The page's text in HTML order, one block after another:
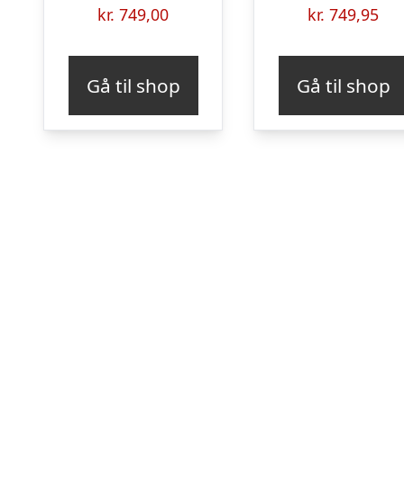
kr. 749,00
Gå til shop
kr. 749,95
Gå til shop